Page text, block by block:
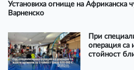
Установиха огнище на Африканска
Варненско
При
операция са
стойност